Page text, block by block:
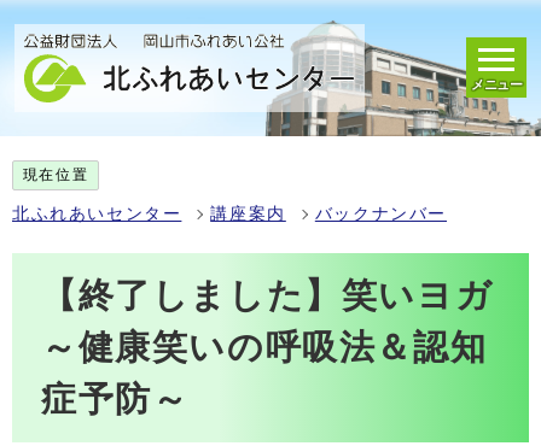
メニュー
現在位置
北ふれあいセンター 講座案内 バックナンバー
【終了しました】笑いヨガ
～健康笑いの呼吸法＆認知
症予防～